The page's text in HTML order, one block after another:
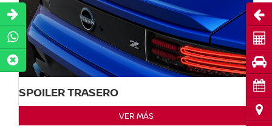
SPOILER TRASERO
VER MÁS